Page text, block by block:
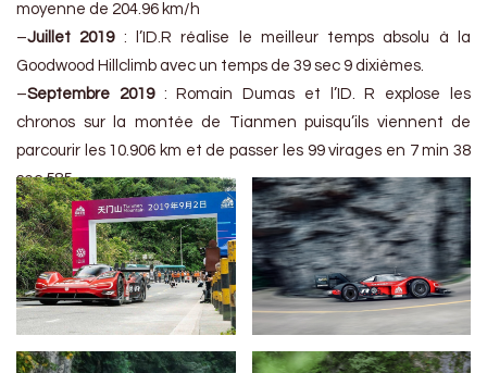
moyenne de 204.96 km/h
–Juillet 2019 : l’ID.R réalise le meilleur temps absolu à la
Goodwood Hillclimb avec un temps de 39 sec 9 dixièmes.
–Septembre 2019: Romain Dumas et l’ID. R explose les
chronos sur la montée de Tianmen puisqu’ils viennent de
parcourir les 10.906 km et de passer les 99 virages en 7 min 38
sec 585.